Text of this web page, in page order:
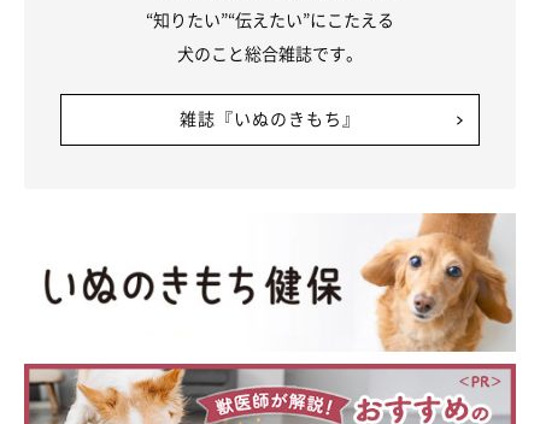
“知りたい”“伝えたい”にこたえる
犬のこと総合雑誌です。
雑誌『いぬのきもち』